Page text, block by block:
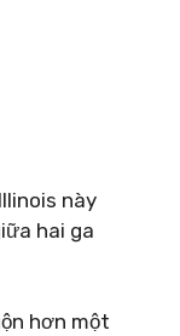
này
hai ga
hơn một